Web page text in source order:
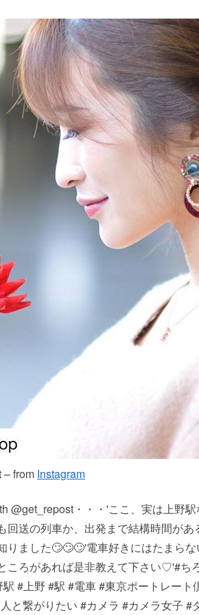
– from Instagram
@get_repost・・・'ここ、実は上野
回送の列車か、出発まで結構時間が
りました🙄🙄🙄'電車好きにはたまら
ころがあれば是非教えて下さい♡'#ち
#上野 #駅 #電車 #東京ポートレー
と繋がりたい #カメラ #カメラ女子 #